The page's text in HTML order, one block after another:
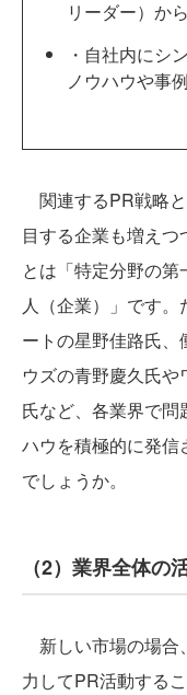
リーダー）か
・自社内にシ
ノウハウや事
関連するPR戦略
目する企業も増え
とは「特定分野の
人（企業）」です
ートの星野佳路氏
ウズの青野慶久氏
氏など、各業界で
ハウを積極的に発信
でしょうか。
（2）業界全体の
新しい市場の場合
力してPR活動する